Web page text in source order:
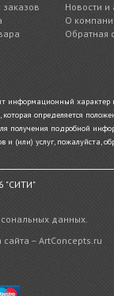
Новости и
О
Обратная
информационный характер
которая определяется
получения подробной
и (или) услуг, пожалуйста,
"СИТИ"
данных.
– ArtConcepts.ru